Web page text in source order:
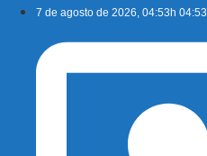
conteúdo
7 de agosto de 2026, 04:53h 04:53